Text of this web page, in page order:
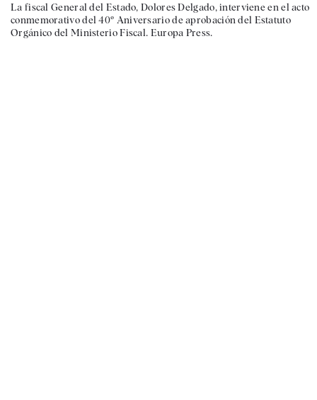
La fiscal General del Estado, Dolores Delgado, interviene en el acto
conmemorativo del 40º Aniversario de aprobación del Estatuto
Orgánico del Ministerio Fiscal. Europa Press.